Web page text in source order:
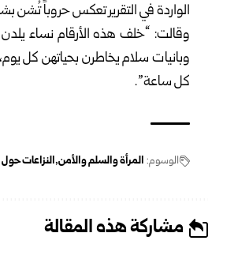
الواردة في التقرير تعكس حروباً تُشن
وقالت: “خلف هذه الأرقام نساء يلدن
وبانيات سلام يخاطرن بحياتهن كل
كل ساعة”.
الوسوم: المرأة والسلم والأمن النزاعات حول
مشاركة هذه المقالة